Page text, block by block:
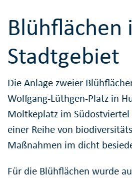
Blühflächen
Stadtgebiet
Die Anlage zweier
Wolfgang-Lüthgen-Platz in
Moltkeplatz im
einer Reihe von
Maßnahmen im dicht
Für die Blühflächen wurde